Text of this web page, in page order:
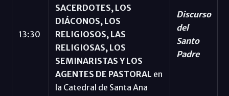
13:30
SACERDOTES, LOS
DIÁCONOS, LOS
RELIGIOSOS, LAS
RELIGIOSAS, LOS
SEMINARISTAS Y LOS
AGENTES DE PASTORAL en
la Catedral de Santa Ana
Discurso
del
Santo
Padre